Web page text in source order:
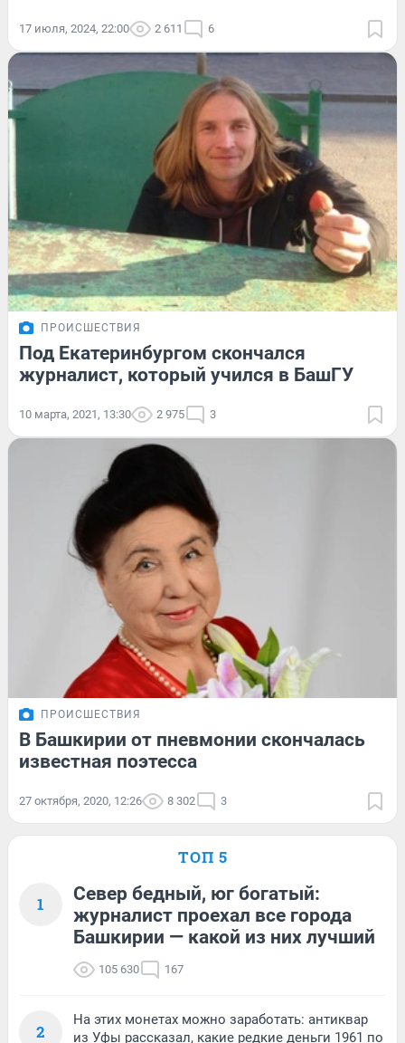
17 июля, 2024, 22:00 2 611 6
ПРОИСШЕСТВИЯ
Под Екатеринбургом скончался
журналист, который учился в БашГУ
10 марта, 2021, 13:30 2 975 3
ПРОИСШЕСТВИЯ
В Башкирии от пневмонии скончалась
известная поэтесса
27 октября, 2020, 12:26 8 302 3
ТОП 5
1
Север бедный, юг богатый:
журналист проехал все города
Башкирии — какой из них лучший
105 630 167
2
На этих монетах можно заработать: антиквар
из Уфы рассказал, какие редкие деньги 1961 по